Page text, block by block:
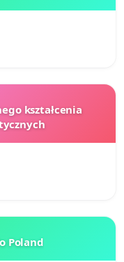
kształcenia
Poland